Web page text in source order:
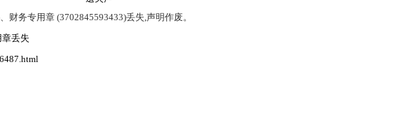
务专用章 (3702845593433)丢失,声明作废。
丢失